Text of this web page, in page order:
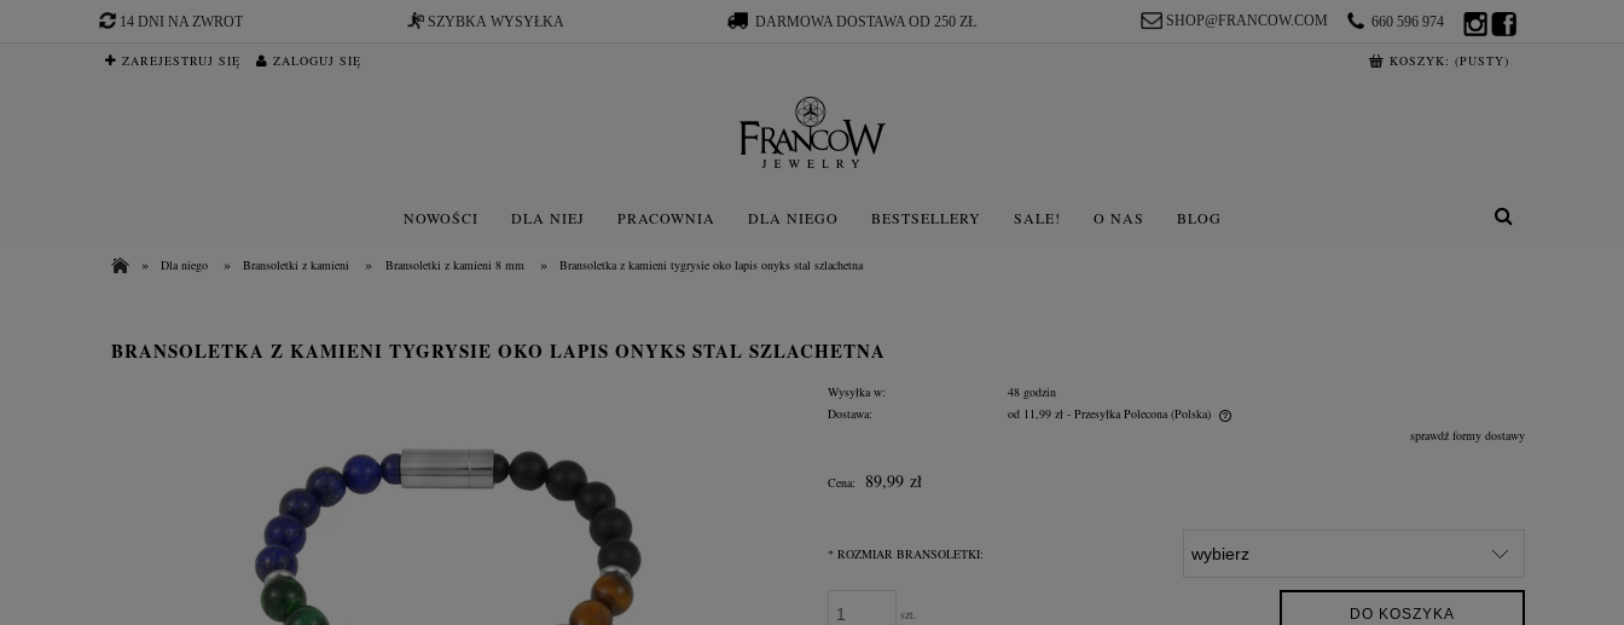
14 DNI NA ZWROT SZYBKA WYSYŁKA DARMOWA DOSTAWA OD 250 ZŁ 660 596 974
SHOP@FRANCOW.COM
ZAREJESTRUJ SIĘ ZALOGUJ SIĘ KOSZYK: (PUSTY)
NOWOŚCI DLA NIEJ PRACOWNIA DLA NIEGO BESTSELLERY SALE! O NAS BLOG
» Dla niego » Bransoletki z kamieni » Bransoletki z kamieni 8 mm » Bransoletka z kamieni tygrysie oko lapis onyks stal szlachetna
BRANSOLETKA Z KAMIENI TYGRYSIE OKO LAPIS ONYKS STAL SZLACHETNA
Wysyłka w:
48 godzin
Dostawa:
od 11,99 zł - Przesyłka Polecona (Polska)
płatności
sprawdź formy dostawy
Cena: 89,99 zł
* ROZMIAR BRANSOLETKI:
szt. DO KOSZYKA